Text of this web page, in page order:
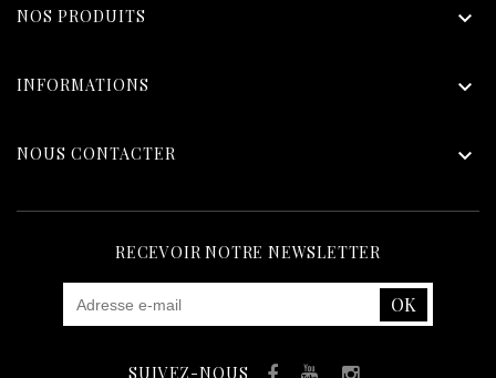
NOS PRODUITS 
INFORMATIONS 
NOUS CONTACTER 
RECEVOIR NOTRE NEWSLETTER
SUIVEZ-NOUS Facebook
YouTubeInstagram